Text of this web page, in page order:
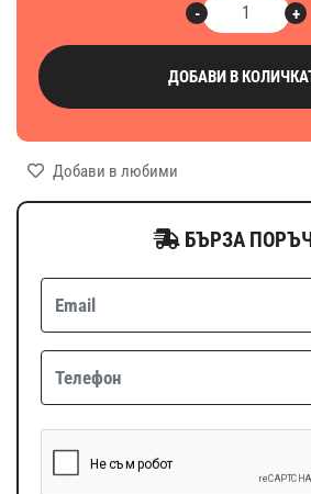
+
-
ДОБАВИ В
Добави в любими
БЪРЗА